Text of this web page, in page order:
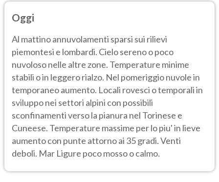
Oggi
Al mattino annuvolamenti sparsi sui rilievi
piemontesi e lombardi. Cielo sereno o poco
nuvoloso nelle altre zone. Temperature minime
stabili o in leggero rialzo. Nel pomeriggio nuvole in
temporaneo aumento. Locali rovesci o temporali in
sviluppo nei settori alpini con possibili
sconfinamenti verso la pianura nel Torinese e
Cuneese. Temperature massime per lo piu' in lieve
aumento con punte attorno ai 35 gradi. Venti
deboli. Mar Ligure poco mosso o calmo.